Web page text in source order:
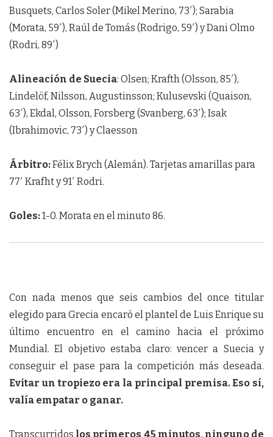
Busquets, Carlos Soler (Mikel Merino, 73′); Sarabia
(Morata, 59′), Raúl de Tomás (Rodrigo, 59′) y Dani Olmo
(Rodri, 89′)
Alineación de Suecia: Olsen; Krafth (Olsson, 85′),
Lindelöf, Nilsson, Augustinsson; Kulusevski (Quaison,
63′), Ekdal, Olsson, Forsberg (Svanberg, 63′); Isak
(Ibrahimovic, 73′) y Claesson
Árbitro:Félix Brych (Alemán). Tarjetas amarillas para
77′ Krafht y 91′ Rodri.
Goles:1-0. Morata en el minuto 86.
Con nada menos que seis cambios del once titular
elegido para Grecia encaró el plantel de Luis Enrique su
último encuentro en el camino hacia el próximo
Mundial. El objetivo estaba claro: vencer a Suecia y
conseguir el pase para la competición más deseada.
Evitar un tropiezo era la principal premisa. Eso sí,
valía empatar o ganar.
Transcurridos los primeros 45 minutos, ninguno de